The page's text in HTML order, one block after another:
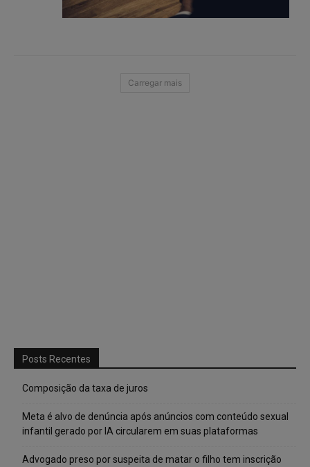
Carregar mais
Posts Recentes
Composição da taxa de juros
Meta é alvo de denúncia após anúncios com conteúdo sexual
infantil gerado por IA circularem em suas plataformas
Advogado preso por suspeita de matar o filho tem inscrição